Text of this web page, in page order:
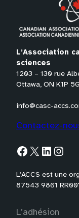
L’Association
sciences
1203 – 130 rue
Ottawa, ON K1P
info@casc-
Contactez-
Facebook X LinkedIn Instagram
L’ACCS est une
87543 9861
L’adhésion